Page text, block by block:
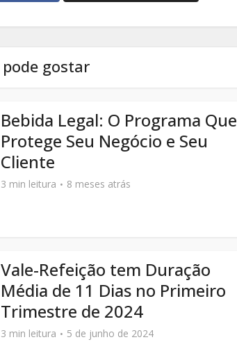
gostar
Bebida Legal: O Programa Que
Protege Seu Negócio e Seu
Cliente
3 min leitura 8 meses atrás
Vale-Refeição tem Duração
Média de 11 Dias no Primeiro
Trimestre de 2024
3 min leitura 5 de junho de 2024